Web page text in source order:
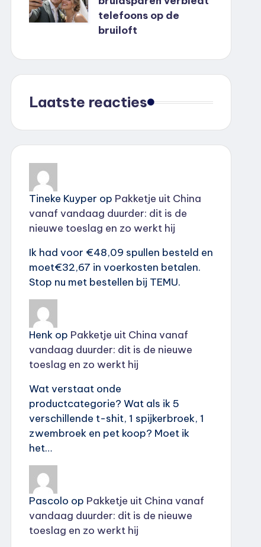
telefoons op de
bruiloft
Laatste reacties
Tineke Kuyper op Pakketje uit China
vanaf vandaag duurder: dit is de
nieuwe toeslag en zo werkt hij
Ik had voor €48,09 spullen besteld en
moet€32,67 in voerkosten betalen.
Stop nu met bestellen bij TEMU.
Henkop Pakketje uit China vanaf
vandaag duurder: dit is de nieuwe
toeslag en zo werkt hij
Wat verstaat onde
productcategorie? Wat als ik 5
verschillende t-shit, 1 spijkerbroek, 1
zwembroek en pet koop? Moet ik
het…
Pascolo op Pakketje uit China vanaf
vandaag duurder: dit is de nieuwe
toeslag en zo werkt hij